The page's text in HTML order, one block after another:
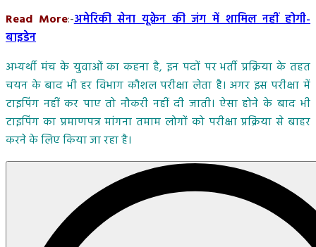
Read More:-अमेरिकी सेना यूक्रेन की जंग में शामिल नहीं होगी-
बाइडेन
अभ्यर्थी मंच के युवाओं का कहना है, इन पदों पर भर्ती प्रक्रिया के तहत
चयन के बाद भी हर विभाग कौशल परीक्षा लेता है। अगर इस परीक्षा में
टाइपिंग नहीं कर पाए तो नौकरी नहीं दी जाती। ऐसा होने के बाद भी
टाइपिंग का प्रमाणपत्र मांगना तमाम लोगों को परीक्षा प्रक्रिया से बाहर
करने के लिए किया जा रहा है।